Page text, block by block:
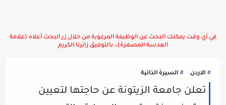
في أي وقت يمكنك البحث عن الوظيفة المرغوبة من خلال زر البحث أعلاه (علامة
العدسة المصغرة)،، بالتوفيق زائرنا الكريم
الاردن السيرة الذاتية
تعلن جامعة الزيتونة عن حاجتها لتعيين